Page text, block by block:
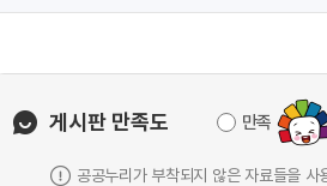
게시판 만족도 만족
공공누리가 부착되지 않은 자료들을